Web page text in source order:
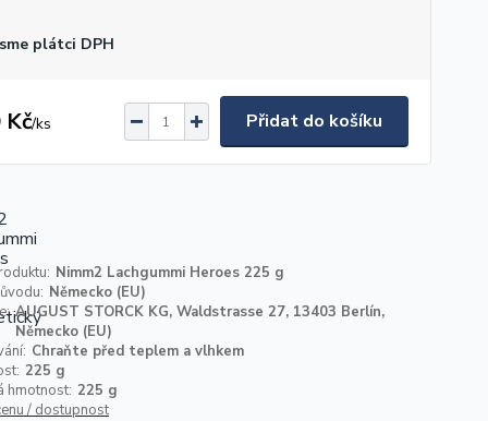
plátci DPH
Kč/ks Přidat do košíku
Nimm2 Lachgummi Heroes 225 g
Německo (EU)
AUGUST STORCK KG, Waldstrasse 27, 13403 Berlín,
Německo (EU)
Chraňte před teplem a vlhkem
225 g
hmotnost: 225 g
/ dostupnost